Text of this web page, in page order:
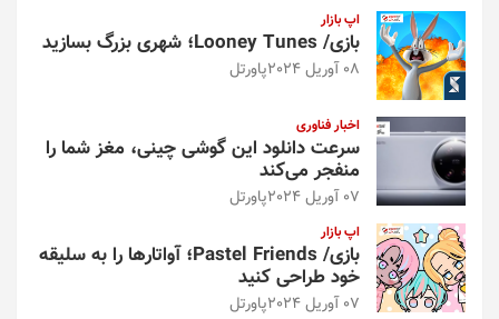
اپ بازار
بازی/ Looney Tunes؛ شهری بزرگ بسازید
08 آوریل 2024 پاورتل
اخبار فناوری
سرعت دانلود این گوشی چینی، مغز شما را
منفجر می‌کند
07 آوریل 2024 پاورتل
اپ بازار
بازی/ Pastel Friends؛ آواتارها را به سلیقه
خود طراحی کنید
07 آوریل 2024 پاورتل